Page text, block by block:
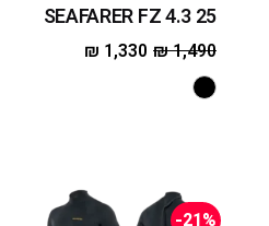
25 SEAFARER FZ 4.3
₪1,490
₪ 1,330
-21%